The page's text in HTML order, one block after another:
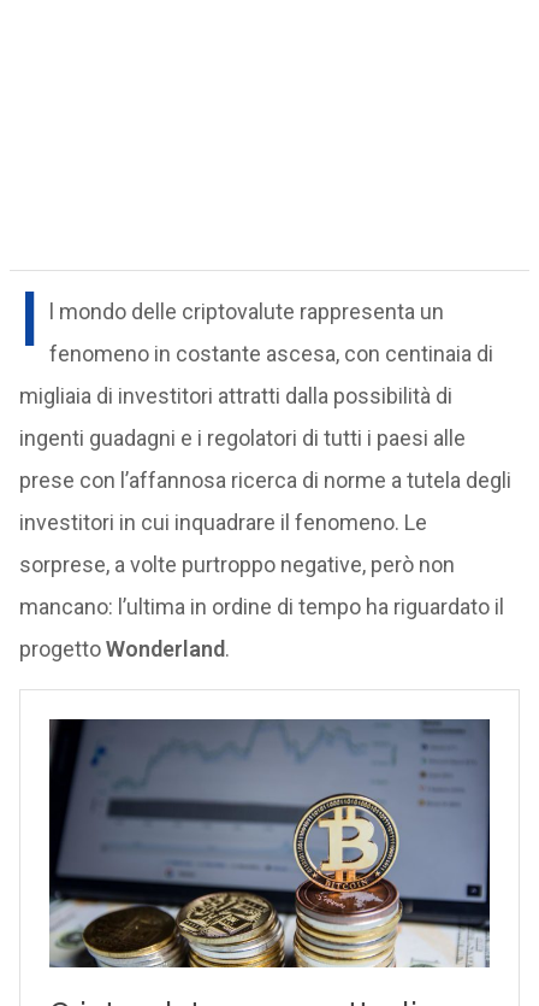
I
l mondo delle criptovalute rappresenta un
fenomeno in costante ascesa, con centinaia di
migliaia di investitori attratti dalla possibilità di
ingenti guadagni e i regolatori di tutti i paesi alle
prese con l’affannosa ricerca di norme a tutela degli
investitori in cui inquadrare il fenomeno. Le
sorprese, a volte purtroppo negative, però non
mancano: l’ultima in ordine di tempo ha riguardato il
progettoWonderland.